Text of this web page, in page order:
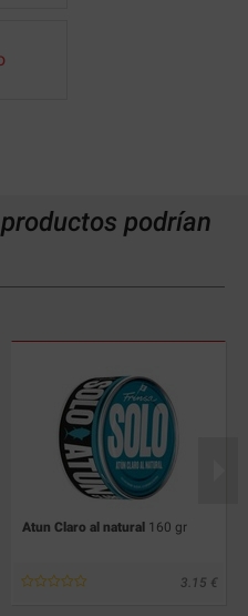
podrían
Atun Claro al natural 160 gr
3.15